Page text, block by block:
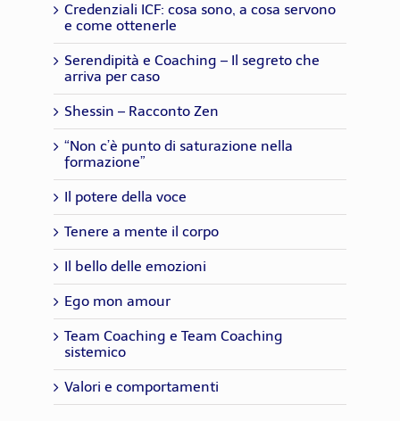
Credenziali ICF: cosa sono, a cosa servono
e come ottenerle
Serendipità e Coaching – Il segreto che
arriva per caso
Shessin – Racconto Zen
“Non c’è punto di saturazione nella
formazione”
Il potere della voce
Tenere a mente il corpo
Il bello delle emozioni
Ego mon amour
Team Coaching e Team Coaching
sistemico
Valori e comportamenti